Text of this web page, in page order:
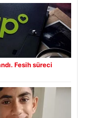
Fesih süreci